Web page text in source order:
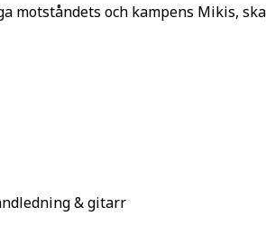
motståndets och kampens Mikis,
& gitarr